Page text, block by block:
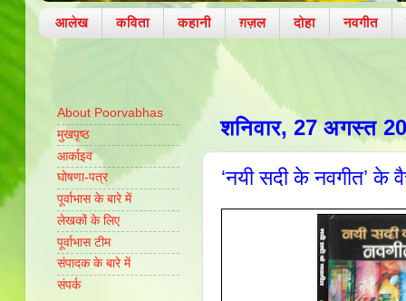
आलेख कविता कहानी ग़ज़ल दोहा नवगीत
शनिवार, 27 अगस्त
‘नयी सदी के नवगीत’ के
About Poorvabhas
मुखपृष्ठ
आर्काइव
घोषणा-पत्र
पूर्वाभास के बारे में
लेखकों के लिए
पूर्वाभास टीम
संपादक के बारे में
संपर्क